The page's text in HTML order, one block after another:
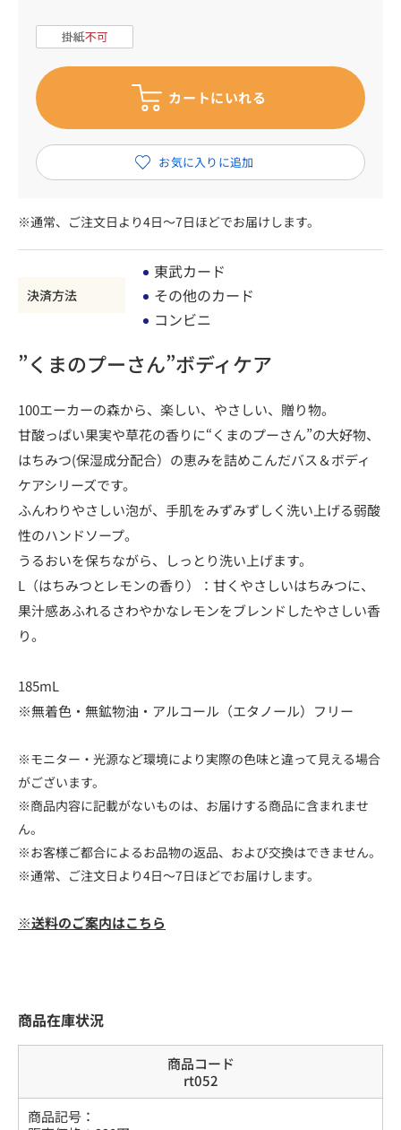
※通常、ご注文日より4日～7日ほどでお届けします。
決済方法
東武カード
その他のカード
コンビニ
”くまのプーさん”ボディケア
100エーカーの森から、楽しい、やさしい、贈り物。
甘酸っぱい果実や草花の香りに“くまのプーさん”の大好物、
はちみつ(保湿成分配合）の恵みを詰めこんだバス＆ボディ
ケアシリーズです。
ふんわりやさしい泡が、手肌をみずみずしく洗い上げる弱酸
性のハンドソープ。
うるおいを保ちながら、しっとり洗い上げます。
L（はちみつとレモンの香り）：甘くやさしいはちみつに、
果汁感あふれるさわやかなレモンをブレンドしたやさしい香
り。
185mL
※無着色・無鉱物油・アルコール（エタノール）フリー
※モニター・光源など環境により実際の色味と違って見える場合
がございます。
※商品内容に記載がないものは、お届けする商品に含まれませ
ん。
※お客様ご都合によるお品物の返品、および交換はできません。
※通常、ご注文日より4日～7日ほどでお届けします。
※送料のご案内はこちら
商品在庫状況
商品コード
rt052
商品記号：